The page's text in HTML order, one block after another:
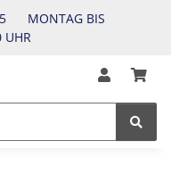
MONTAG BIS
UHR